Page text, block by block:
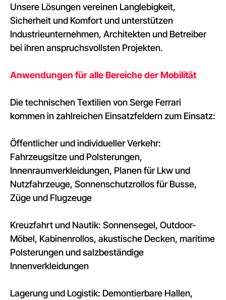
Unsere Lösungen vereinen Langlebigkeit,
Sicherheit und Komfort und unterstützen
Industrieunternehmen, Architekten und Betreiber
bei ihren anspruchsvollsten Projekten.
Anwendungen für alle Bereiche der Mobilität
Die technischen Textilien von Serge Ferrari
kommen in zahlreichen Einsatzfeldern zum Einsatz:
Öffentlicher und individueller Verkehr:
Fahrzeugsitze und Polsterungen,
Innenraumverkleidungen, Planen für Lkw und
Nutzfahrzeuge, Sonnenschutzrollos für Busse,
Züge und Flugzeuge
Kreuzfahrt und Nautik: Sonnensegel, Outdoor-
Möbel, Kabinenrollos, akustische Decken, maritime
Polsterungen und salzbeständige
Innenverkleidungen
Lagerung und Logistik: Demontierbare Hallen,